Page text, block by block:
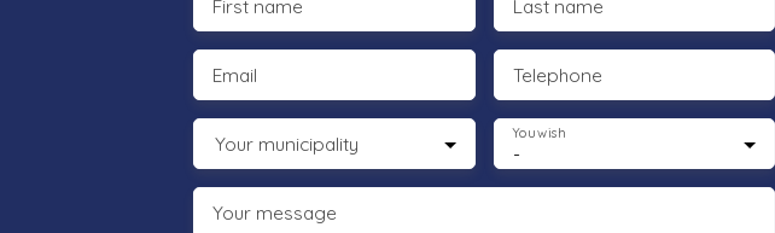
First name Last name
Email Telephone
Your municipality -
You wish
Your message